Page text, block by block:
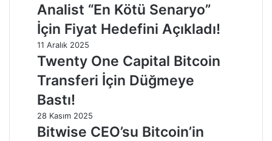
Analist “En Kötü Senaryo”
İçin Fiyat Hedefini Açıkladı!
11 Aralık 2025
Twenty One Capital Bitcoin
Transferi İçin Düğmeye
Bastı!
28 Kasım 2025
Bitwise CEO’su Bitcoin’in